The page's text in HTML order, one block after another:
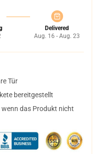
Delivered
Aug. 16 - Aug. 23
Tür
bereitgestellt
das Produkt nicht